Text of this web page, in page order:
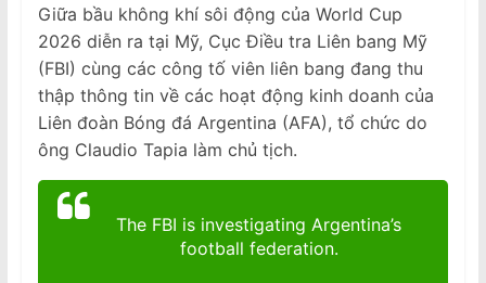
Giữa bầu không khí sôi động của World Cup
2026 diễn ra tại Mỹ, Cục Điều tra Liên bang Mỹ
(FBI) cùng các công tố viên liên bang đang thu
thập thông tin về các hoạt động kinh doanh của
Liên đoàn Bóng đá Argentina (AFA), tổ chức do
ông Claudio Tapia làm chủ tịch.
The FBI is investigating Argentina’s
football federation.